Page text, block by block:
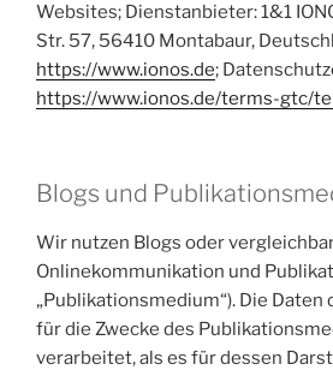
Websites; Dienstanbieter: 1&1
Str. 57, 56410 Montabaur,
https://www.ionos.de;
https://www.ionos.de/terms-gtc/
Blogs und
Wir nutzen Blogs oder
Onlinekommunikation und
„Publikationsmedium“). Die Daten
für die Zwecke des
verarbeitet, als es für dessen